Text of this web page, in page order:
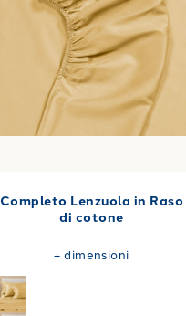
Completo Lenzuola in Raso
di cotone
+dimensioni